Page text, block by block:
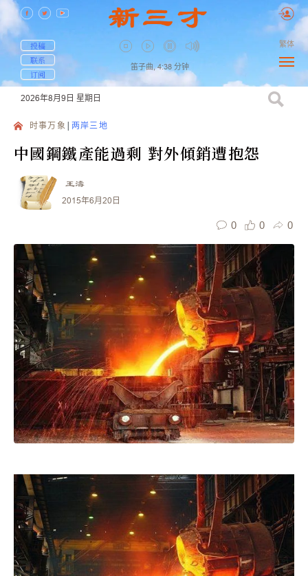
投稿
联系
订阅
笛子曲, 4:38 分钟
繁体
2026年8月9日 星期日
时事万象 两岸三地
中國鋼鐵產能過剩 對外傾銷遭抱怨
王濤
2015年6月20日
0 0 0